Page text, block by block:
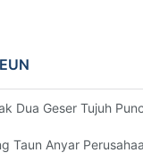
Dua Geser Tujuh
Taun Anyar